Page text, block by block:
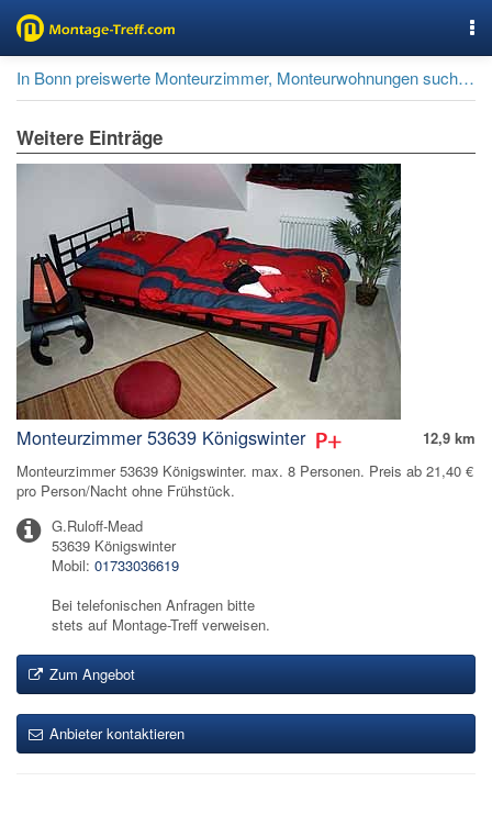
In Bonn preiswerte Monteurzimmer, Monteurwohnungen suchen und buchen.
Weitere Einträge
12,9 km
Monteurzimmer 53639 Königswinter
Monteurzimmer 53639 Königswinter. max. 8 Personen. Preis ab 21,40 €
pro Person/Nacht ohne Frühstück.
G.Ruloff-Mead
53639 Königswinter
Mobil: 01733036619
Bei telefonischen Anfragen bitte
stets auf Montage-Treff verweisen.
Zum Angebot
Anbieter kontaktieren